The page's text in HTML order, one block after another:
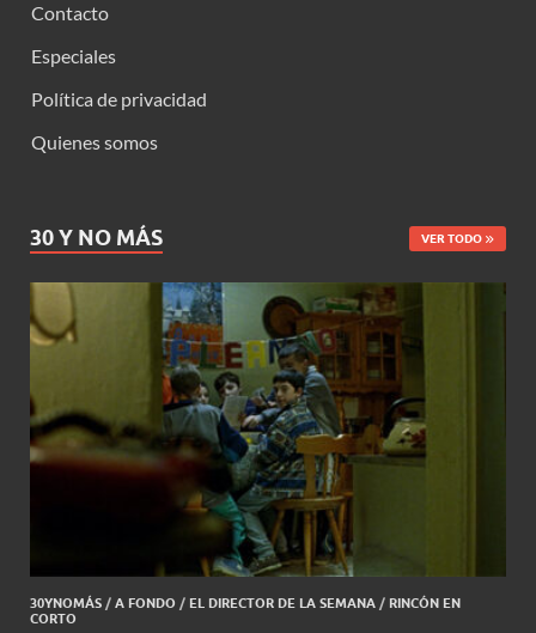
Contacto
Especiales
Política de privacidad
Quienes somos
30 Y NO MÁS VER TODO
30YNOMÁS / A FONDO / EL DIRECTOR DE LA SEMANA / RINCÓN EN
CORTO